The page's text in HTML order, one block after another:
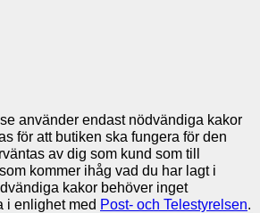
använder endast nödvändiga kakor
för att butiken ska fungera för den
av dig som kund som till
kommer ihåg vad du har lagt i
kakor behöver inget
i enlighet med Post- och Telestyrelsen.